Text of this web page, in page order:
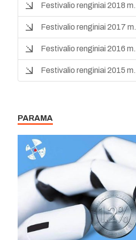
Festivalio renginiai 2018 m.
Festivalio renginiai 2017 m.
Festivalio renginiai 2016 m.
Festivalio renginiai 2015 m.
PARAMA